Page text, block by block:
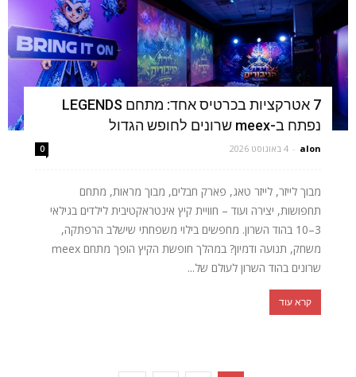
7 אטרקציות בכרטיס אחד: מתחם LEGENDS
נפתח ב-meex שרונים לחופש הגדול
alon
- 4 באוגוסט 2026 0
מבוך לייזר, לייזר טאג, פארק חבלים, מבוך מראות, מתחם
תחפושות, יצירה ועוד – חוויית קיץ אינטראקטיבית לילדים בגילאי
3–10 בהוד השרון. מחפשים בילוי משפחתי שישלב הרפתקה,
משחק, תנועה ודמיון? במהלך חופשת הקיץ הופך מתחם meex
שרונים בהוד השרון לעולם של...
קרא עוד